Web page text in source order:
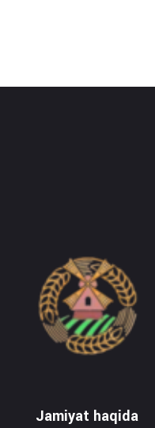
Jamiyat haqida